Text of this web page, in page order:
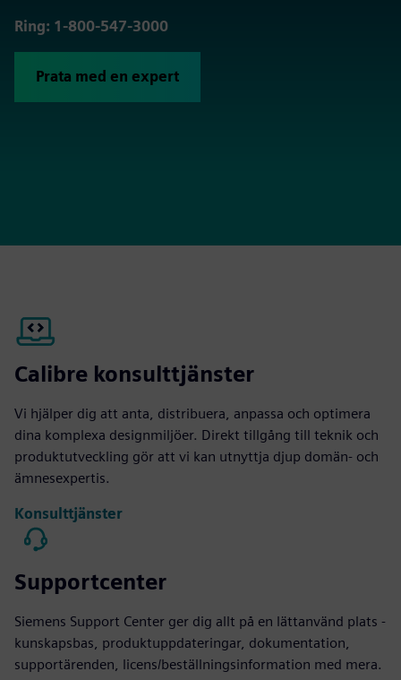
Ring: 1-800-547-3000
Prata med en expert
Calibre konsulttjänster
Vi hjälper dig att anta, distribuera, anpassa och optimera
dina komplexa designmiljöer. Direkt tillgång till teknik och
produktutveckling gör att vi kan utnyttja djup domän- och
ämnesexpertis.
Konsulttjänster
Supportcenter
Siemens Support Center ger dig allt på en lättanvänd plats -
kunskapsbas, produktuppdateringar, dokumentation,
supportärenden, licens/beställningsinformation med mera.